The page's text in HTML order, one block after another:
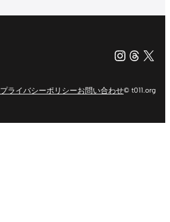
X（旧
プライバシーポリシーお問い合わせ© t011.org